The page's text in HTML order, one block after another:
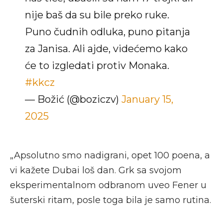
nije baš da su bile preko ruke.
Puno čudnih odluka, puno pitanja
za Janisa. Ali ajde, videćemo kako
će to izgledati protiv Monaka.
#kkcz
— Božić (@boziczv)January 15,
2025
„Apsolutno smo nadigrani, opet 100 poena, a
vi kažete Dubai loš dan. Grk sa svojom
eksperimentalnom odbranom uveo Fener u
šuterski ritam, posle toga bila je samo rutina.